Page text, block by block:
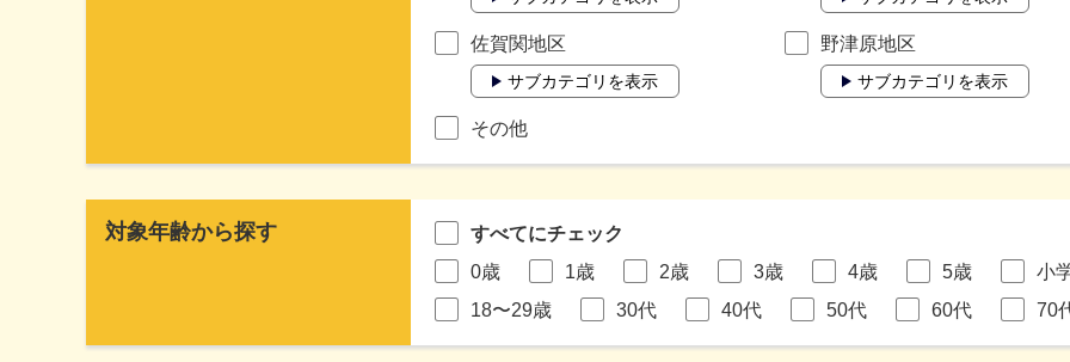
佐賀関地区
サブカテゴリを表示
野津原地区
サブカテゴリを表示
その他
対象年齢から探す
すべてにチェック
0歳
1歳 2歳 3歳 4歳 5歳 小
18〜29歳
30代 40代 50代 60代 70